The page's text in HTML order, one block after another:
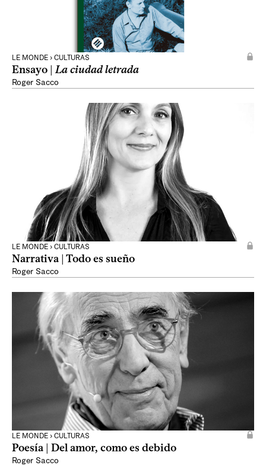
LE MONDE › CULTURAS
Ensayo |La ciudad letrada
Roger Sacco
LE MONDE › CULTURAS
Narrativa | Todo es sueño
Roger Sacco
LE MONDE › CULTURAS
Poesía | Del amor, como es debido
Roger Sacco